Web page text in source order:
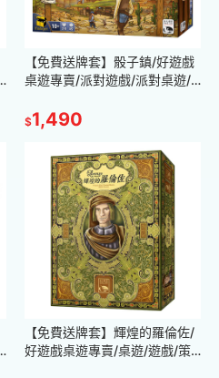
【免費送牌套】骰子鎮/好遊戲
桌遊專賣/派對遊戲/派對桌遊/
不用等/正版桌遊/繁體中文
$1,490
【免費送牌套】輝煌的羅倫佐/
好遊戲桌遊專賣/桌遊/遊戲/策